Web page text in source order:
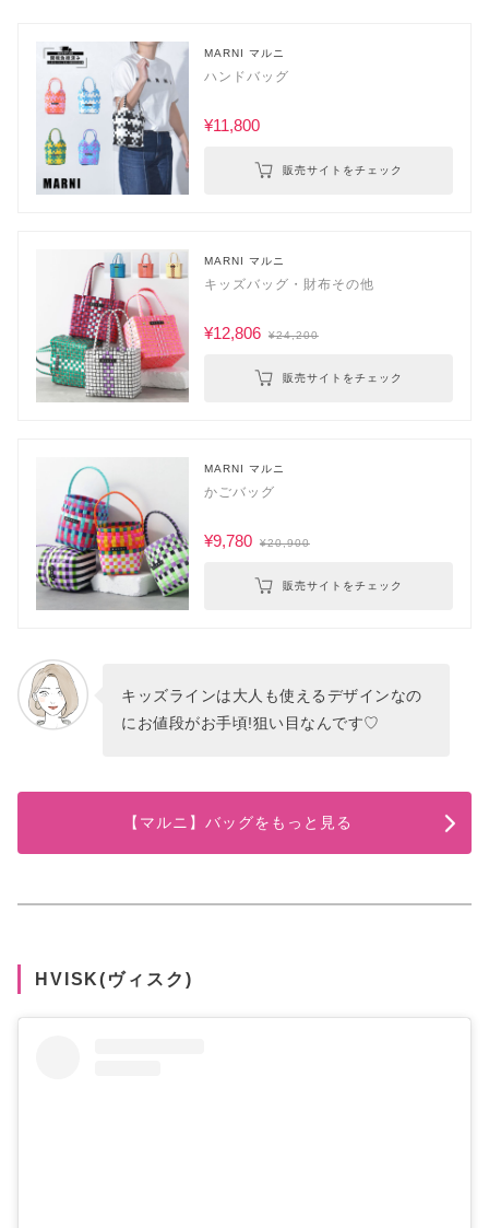
MARNI マルニ
ハンドバッグ
¥11,800
販売サイトをチェック
MARNI マルニ
キッズバッグ・財布その他
¥12,806 ¥24,200
販売サイトをチェック
MARNI マルニ
かごバッグ
¥9,780 ¥20,900
販売サイトをチェック
キッズラインは大人も使えるデザインなの
にお値段がお手頃!狙い目なんです♡
【マルニ】バッグをもっと見る
HVISK(ヴィスク)